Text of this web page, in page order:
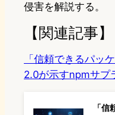
侵害を解説する。
【関連記事】
「信頼できるパッ
2.0が示すnpmサプ
「